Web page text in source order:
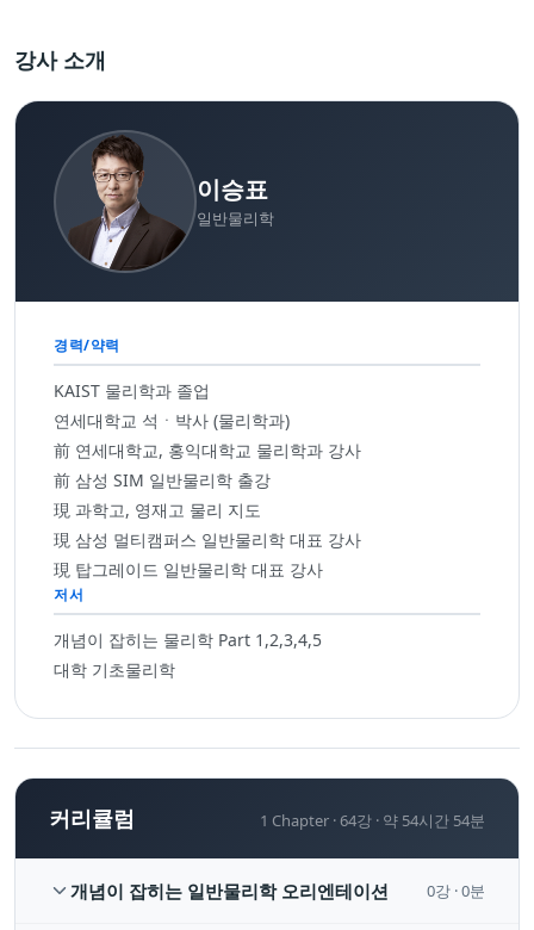
강사 소개
이승표
일반물리학
경력/약력
KAIST 물리학과 졸업
연세대학교 석ㆍ박사 (물리학과)
前 연세대학교, 홍익대학교 물리학과 강사
前 삼성 SIM 일반물리학 출강
現 과학고, 영재고 물리 지도
現 삼성 멀티캠퍼스 일반물리학 대표 강사
現 탑그레이드 일반물리학 대표 강사
저서
개념이 잡히는 물리학 Part 1,2,3,4,5
대학 기초물리학
커리큘럼 1 Chapter ·64강 · 약 54시간 54분
개념이 잡히는 일반물리학 오리엔테이션 0강 ·0분